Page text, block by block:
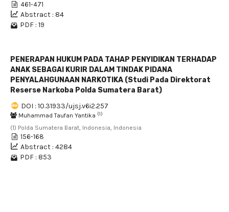
461-471
Abstract : 84
PDF : 19
PENERAPAN HUKUM PADA TAHAP PENYIDIKAN TERHADAP
ANAK SEBAGAI KURIR DALAM TINDAK PIDANA
PENYALAHGUNAAN NARKOTIKA (Studi Pada Direktorat
Reserse Narkoba Polda Sumatera Barat)
DOI : 10.31933/ujsj.v6i2.257
Muhammad Taufan Yantika (1)
(1) Polda Sumatera Barat, Indonesia, Indonesia
156-168
Abstract : 4284
PDF : 853